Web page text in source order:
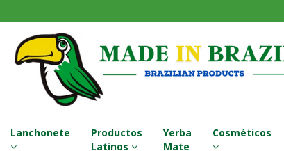
Lanchonete
Productos
Latinos
Yerba
Mate
Cosméticos